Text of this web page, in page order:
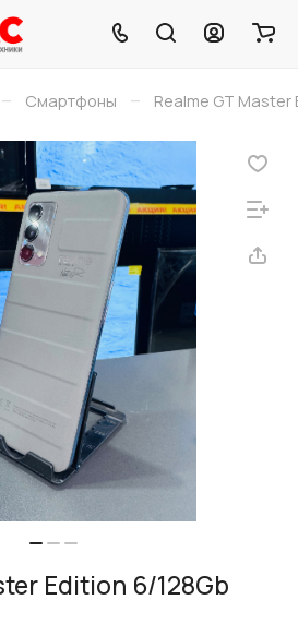
– Смартфоны – Realme GT Master
Edition 6/128Gb